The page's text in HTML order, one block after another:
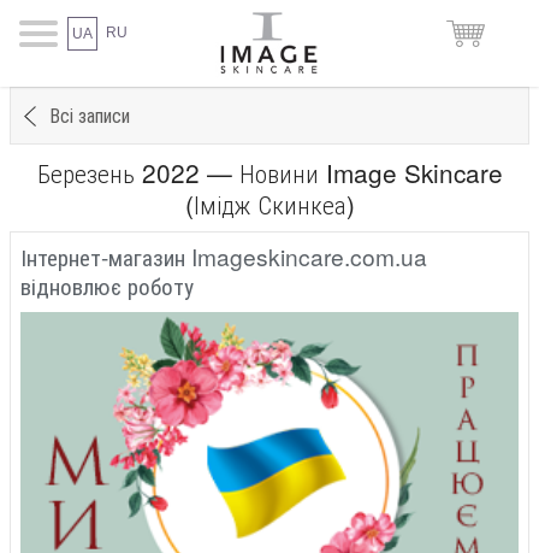
UA RU
Всі записи
Березень 2022 — Новини Image Skincare
(Імідж Скинкеа)
​Інтернет-магазин Imageskincare.com.ua
відновлює роботу